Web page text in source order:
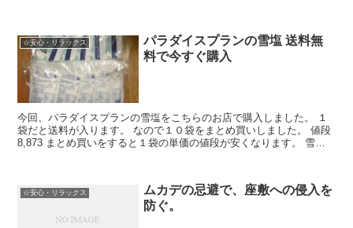
☆安心・リラックス
パラダイスプランの雪塩 送料無
料で今すぐ購入
今回、パラダイスプランの雪塩をこちらのお店で購入しました。 １
袋だと送料が入ります。 なので１０袋をまとめ買いしました。 値段
8,873 まとめ買いをすると１袋の単価の値段が安くなります。 雪塩
☆安心・リラックス
ムカデの忌避で、座敷への侵入を
防ぐ。